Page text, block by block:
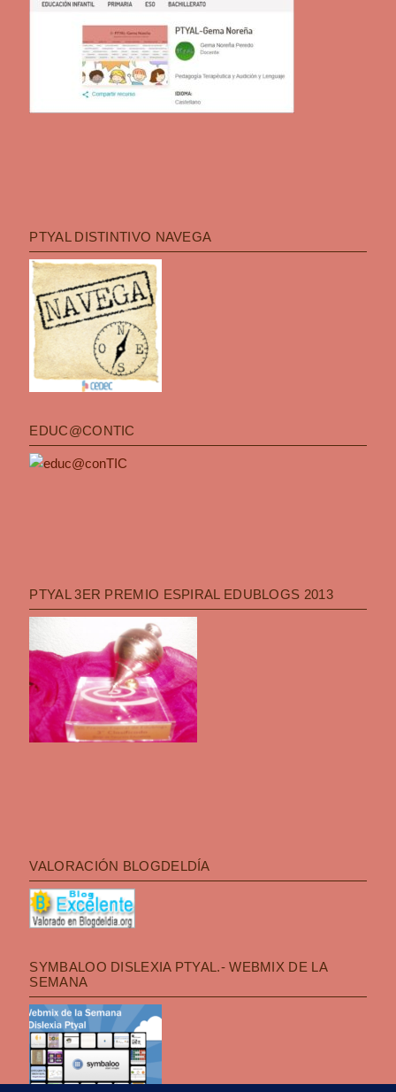
PTYAL DISTINTIVO NAVEGA
EDUC@CONTIC
PTYAL 3ER PREMIO ESPIRAL EDUBLOGS 2013
VALORACIÓN BLOGDELDÍA
SYMBALOO DISLEXIA PTYAL.- WEBMIX DE LA
SEMANA